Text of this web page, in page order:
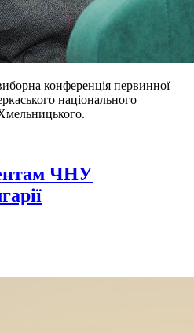
конференція первинної
національного
ЧНУ